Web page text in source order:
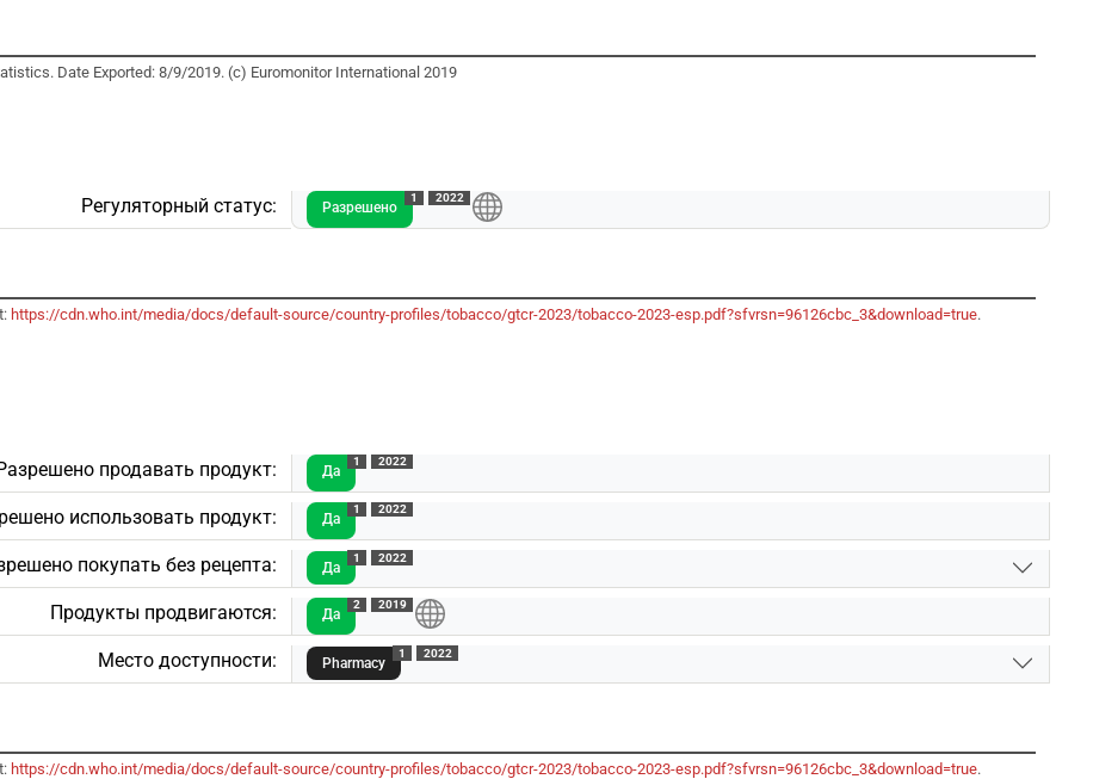
Date Exported: 8/9/2019. (c) Euromonitor International 2019
Регуляторный статус: Разрешено
1 2022
https://cdn.who.int/media/docs/default-source/country-profiles/tobacco/gtcr-2023/tobacco-2023-esp.pdf?sfvrsn=96126cbc_3&download=true.
продавать продукт: Да
1 2022
использовать продукт: Да
1 2022
покупать без рецепта: Да
1 2022
Продукты продвигаются: Да
2 2019
Место доступности: Pharmacy
1 2022
https://cdn.who.int/media/docs/default-source/country-profiles/tobacco/gtcr-2023/tobacco-2023-esp.pdf?sfvrsn=96126cbc_3&download=true.